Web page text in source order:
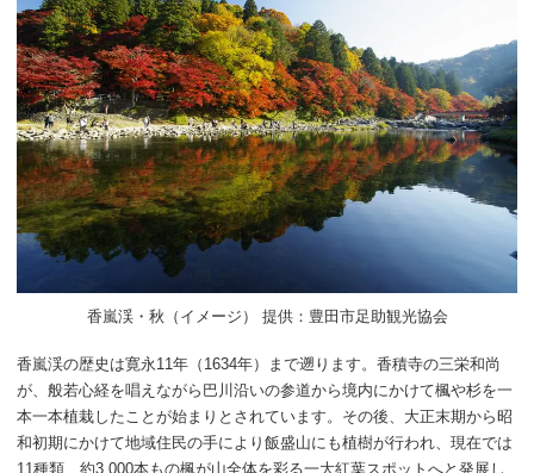
香嵐渓・秋（イメージ） 提供：豊田市足助観光協会
香嵐渓の歴史は寛永11年（1634年）まで遡ります。香積寺の三栄和尚
が、般若心経を唱えながら巴川沿いの参道から境内にかけて楓や杉を一
本一本植栽したことが始まりとされています。その後、大正末期から昭
和初期にかけて地域住民の手により飯盛山にも植樹が行われ、現在では
11種類、約3,000本もの楓が山全体を彩る一大紅葉スポットへと発展し